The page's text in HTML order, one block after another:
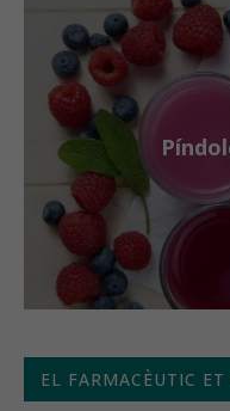
EL FARMACÈUTIC